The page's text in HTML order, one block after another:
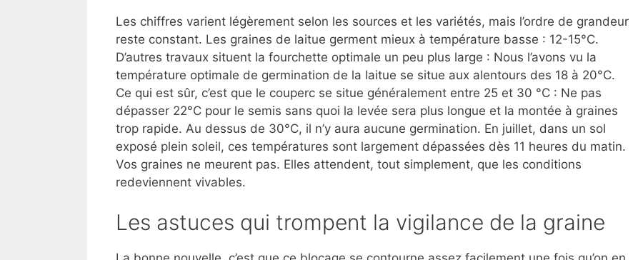
Les chiffres varient légèrement selon les sources et les variétés, mais l’ordre de grandeur
reste constant. Les graines de laitue germent mieux à température basse : 12-15°C.
D’autres travaux situent la fourchette optimale un peu plus large : Nous l’avons vu la
température optimale de germination de la laitue se situe aux alentours des 18 à 20°C.
Ce qui est sûr, c’est que le couperc se situe généralement entre 25 et 30 °C : Ne pas
dépasser 22°C pour le semis sans quoi la levée sera plus longue et la montée à graines
trop rapide. Au dessus de 30°C, il n’y aura aucune germination. En juillet, dans un sol
exposé plein soleil, ces températures sont largement dépassées dès 11 heures du matin.
Vos graines ne meurent pas. Elles attendent, tout simplement, que les conditions
redeviennent vivables.
Les astuces qui trompent la vigilance de la graine